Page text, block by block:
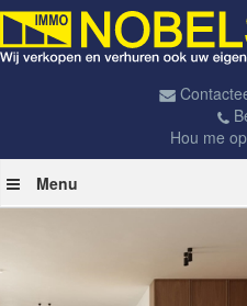
Hou me
Menu